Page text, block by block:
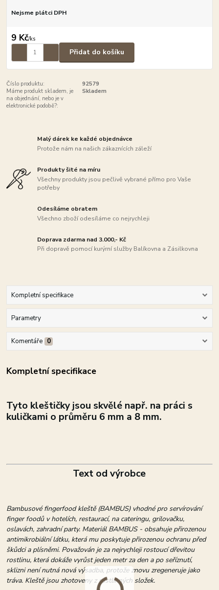
Nejsme plátci DPH
9 Kč/ks
Přidat do košíku
Číslo produktu:
92579
Máme produkt skladem, je
na objednání, nebo je v
elektronické podobě?:
Skladem
Malý dárek ke každé objednávce
Protože nám na našich zákaznících záleží
Produkty šité na míru
Všechny produkty jsou pečlivě vybrané přímo pro Vaše
potřeby
Odesíláme obratem
Všechno zboží odesíláme co nejrychleji
Doprava zdarma nad 3.000,- Kč
Při dopravě pomocí kurýrní služby Balíkovna a Zásilkovna
Kompletní specifikace
Parametry
Komentáře 0
Kompletní specifikace
Tyto kleštičky jsou skvělé např. na práci s
kuličkami o průměru 6 mm a 8 mm.
Text od výrobce
Bambusové fingerfood kleště (BAMBUS) vhodné pro servírování
finger foodů v hotelích, restaurací, na cateringu, grilovačku,
oslavách, zahradní party. Materiál BAMBUS - obsahuje přirozenou
antimikrobiální látku, která mu poskytuje přirozenou ochranu před
škůdci a plísněmi. Považován je za nejrychleji rostoucí dřevitou
rostlinu, která dokáže vyrůst jeden metr za den a po seříznutí,
sklizni není nutná nová výsadba, protože znovu zregeneruje jako
tráva. Kleště jsou zhotoveny z rostlinných složek.